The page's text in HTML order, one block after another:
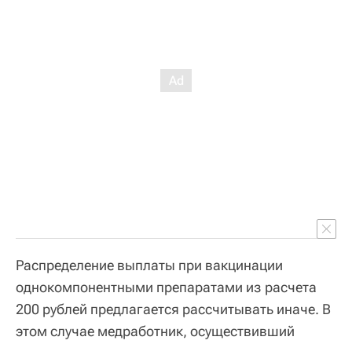
Распределение выплаты при вакцинации
однокомпонентными препаратами из расчета
200 рублей предлагается рассчитывать иначе. В
этом случае медработник, осуществивший